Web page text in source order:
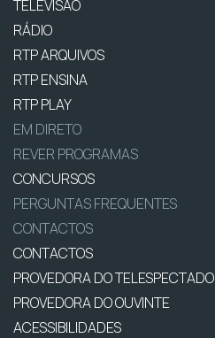
TELEVISÃO
RÁDIO
RTP ARQUIVOS
RTP ENSINA
RTP PLAY
EM DIRETO
REVER PROGRAMAS
CONCURSOS
PERGUNTAS FREQUENTES
CONTACTOS
CONTACTOS
PROVEDORA DO
PROVEDORA DO OUVINTE
ACESSIBILIDADES